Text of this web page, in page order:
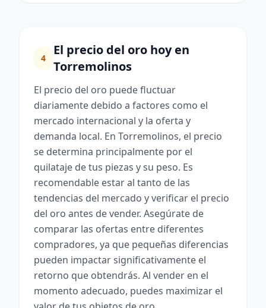
4
El precio del oro hoy en
Torremolinos
El precio del oro puede fluctuar
diariamente debido a factores como el
mercado internacional y la oferta y
demanda local. En Torremolinos, el precio
se determina principalmente por el
quilataje de tus piezas y su peso. Es
recomendable estar al tanto de las
tendencias del mercado y verificar el precio
del oro antes de vender. Asegúrate de
comparar las ofertas entre diferentes
compradores, ya que pequeñas diferencias
pueden impactar significativamente el
retorno que obtendrás. Al vender en el
momento adecuado, puedes maximizar el